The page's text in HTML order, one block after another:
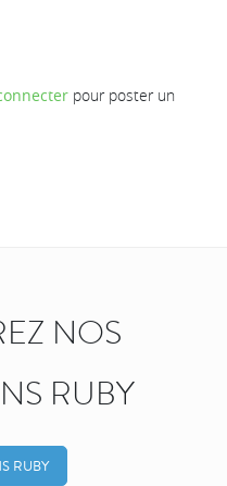
pour poster un
NOS
RUBY
RUBY